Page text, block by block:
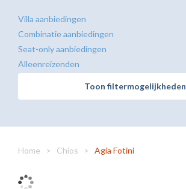
Villa aanbiedingen
Combinatie aanbiedingen
Seat-only aanbiedingen
Alleenreizenden
Toon filtermogelijkheden
Home > Chios > Agia Fotini